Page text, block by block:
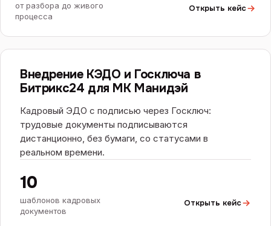
от разбора до живого
процесса
Открыть кейс
БИТРИКС24
Внедрение КЭДО и Госключа в
Битрикс24 для МК Манидэй
Кадровый ЭДО с подписью через Госключ:
трудовые документы подписываются
дистанционно, без бумаги, со статусами в
реальном времени.
10
шаблонов кадровых
документов
Открыть кейс